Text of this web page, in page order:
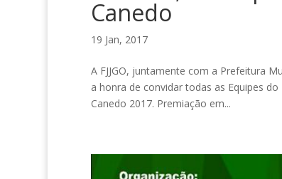
Canedo
19 Jan, 2017
A FJJGO, juntamente com a Prefeitura
a honra de convidar todas as Equipes do
Canedo 2017. Premiação em...